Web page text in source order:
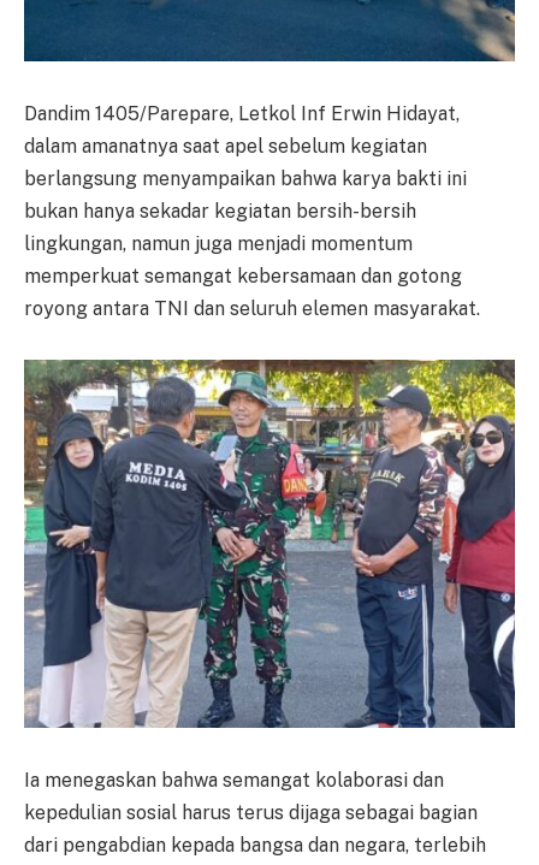
Dandim 1405/Parepare, Letkol Inf Erwin Hidayat,
dalam amanatnya saat apel sebelum kegiatan
berlangsung menyampaikan bahwa karya bakti ini
bukan hanya sekadar kegiatan bersih-bersih
lingkungan, namun juga menjadi momentum
memperkuat semangat kebersamaan dan gotong
royong antara TNI dan seluruh elemen masyarakat.
Ia menegaskan bahwa semangat kolaborasi dan
kepedulian sosial harus terus dijaga sebagai bagian
dari pengabdian kepada bangsa dan negara, terlebih